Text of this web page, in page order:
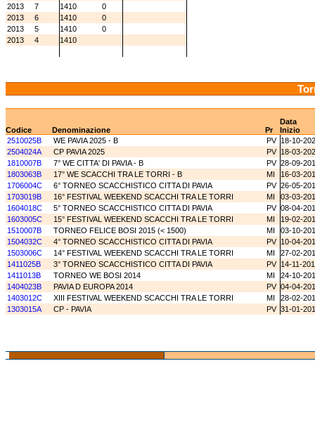
2013
7 1410
0
2013
6 1410
0
2013
5 1410
0
2013
4 1410
Data
Codice
Denominazione Pr
Inizio
2510025B
WE PAVIA 2025 - B PV 18-10-
2504024A
CP PAVIA 2025 PV 18-03-
1810007B
7° WE CITTA' DI PAVIA - B PV 28-09-
1803063B
17° WE SCACCHI TRA LE TORRI - B MI
16-03-
1706004C
6° TORNEO SCACCHISTICO CITTA DI PAVIA PV 26-05-
1703019B
16° FESTIVAL WEEKEND SCACCHI TRA LE TORRI MI
03-03-
1604018C
5° TORNEO SCACCHISTICO CITTA DI PAVIA PV 08-04-
1603005C
15° FESTIVAL WEEKEND SCACCHI TRA LE TORRI MI
19-02-
1510007B
TORNEO FELICE BOSI 2015 (< 1500) MI
03-10-
1504032C
4° TORNEO SCACCHISTICO CITTA DI PAVIA PV 10-04-
1503006C
14° FESTIVAL WEEKEND SCACCHI TRA LE TORRI MI
27-02-
1411025B
3° TORNEO SCACCHISTICO CITTA DI PAVIA PV 14-11-
1411013B
TORNEO WE BOSI 2014 MI
24-10-
1404023B
PAVIA D EUROPA 2014 PV 04-04-
1403012C
XIII FESTIVAL WEEKEND SCACCHI TRA LE TORRI MI
28-02-
1303015A
CP - PAVIA PV 31-01-